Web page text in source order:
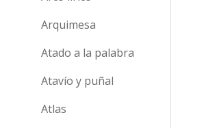
Arquimesa
Atado a la palabra
Atavío y puñal
Atlas